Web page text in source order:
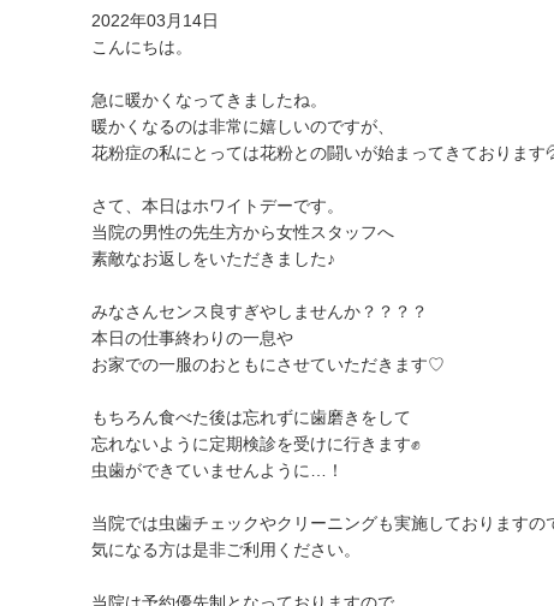
2022年03月14日
こんにちは。
急に暖かくなってきましたね。
暖かくなるのは非常に嬉しいのですが、
花粉症の私にとっては花粉との闘いが始まってきております
さて、本日はホワイトデーです。
当院の男性の先生方から女性スタッフへ
素敵なお返しをいただきました♪
みなさんセンス良すぎやしませんか？？？？
本日の仕事終わりの一息や
お家での一服のおともにさせていただきます♡
もちろん食べた後は忘れずに歯磨きをして
忘れないように定期検診を受けに行きます✊
虫歯ができていませんように…！
当院では虫歯チェックやクリーニングも実施しておりますの
気になる方は是非ご利用ください。